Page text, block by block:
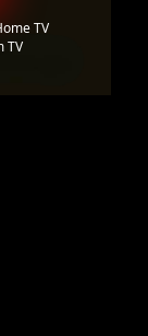
TV
TV